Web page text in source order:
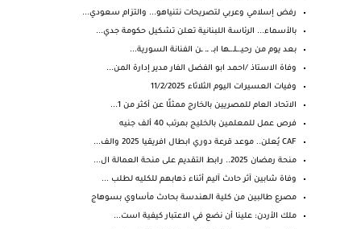
رفض إسلامي وعربي لتصريحات نتنياهو... والتزام سعودي...
بالأسماء... الرئاسة اللبنانية تعلن تشكيل حكومة جدي...
بعد يوم من رحيـ.ـلـ.ـها ابـ. ـ. ـن الفنانة السورية...
وفاة الاستاذ /احمد ابو الفضل الفار مدير إدارة المن...
وفيات العسيرات اليوم الثلاثاء 11/2/2025
الاتحاد العام للمصريين بالخارج ممثلًا عن أكثر من 1...
فرص عمل للمعلمين بالخليج بمرتب 40 ألف جنيه
CAF يُعلن.. موعد قرعة دوري ابطال افريقيا 2025 والف...
منحة رمضان 2025.. رابط التقديم على منحة العمالة ال...
وفاة شابين آثر حادث آليم أثناء ذهابهم للكليه لطلب ...
مصرع طالبين من كلية الهندسة بحادث مأساوي بسوهاج
ملك ⁧‫الأردن‬⁩: علينا أن نضع في الاعتبار كيفية است...